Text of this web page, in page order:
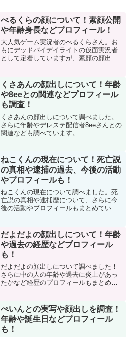
べるくらの顔について！素顔公開
や年齢身長などプロフィール！
大人気ゲーム実況者のべるくらさん。お
もにデッドバイデイライトの仮面実況者
として定着していますが、素顔の顔出し
てみました！
くさあんの顔出しについて！年齢
や8eeとの関連などプロフィール
も調査！
くさあんの顔出しについて調べました。
さらに年齢やデレステ配信者8eeさんとの
関連なども調べています。
ねこくんの現在について！死亡説
の真相や逮捕の過去、今後の活動
やプロフィールも！
ねこくんの現在について調べました。死
亡説の真相や逮捕歴について、さらに今
後の活動やプロフィールもまとめていま
だよだよの顔出しについて！年齢
や過去の経歴などプロフィール
も！
だよだよの顔出しについて調べました！
さらに中の人の年齢や過去に炎上があっ
たかなど経歴のプロフィールもまとめて
ぺいんとの実写や顔出しを調査！
年齢や誕生日などプロフィール
も！